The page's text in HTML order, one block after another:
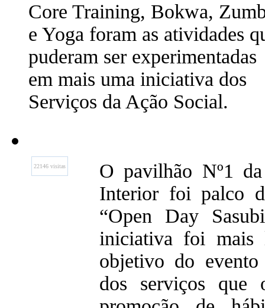
Core Training, Bokwa,
e Yoga foram as atividades
puderam ser experimentadas
em mais uma iniciativa dos
Serviços da Ação Social.
22146 visitas
O pavilhão Nº1
Interior foi palco
“Open Day
iniciativa foi mais
objetivo do evento
dos serviços que